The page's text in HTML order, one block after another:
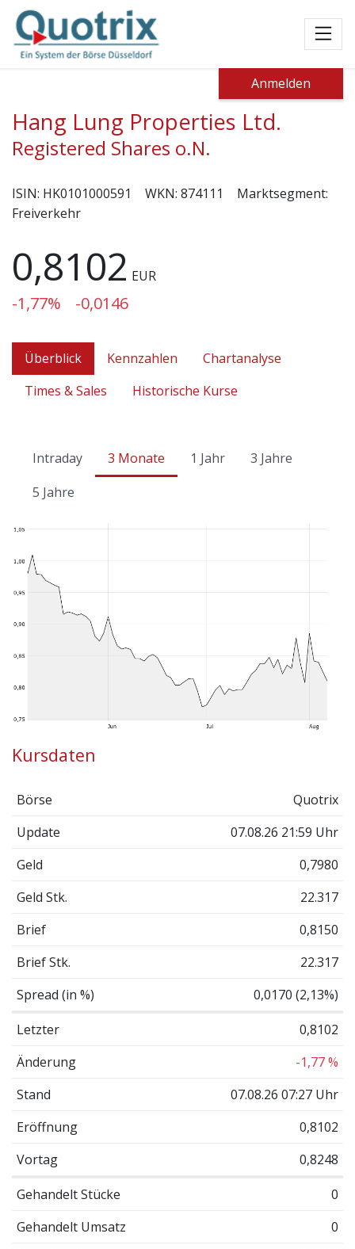
Anmelden
Hang Lung Properties Ltd.
Registered Shares o.N.
ISIN: HK0101000591 WKN: 874111
Marktsegment:
Freiverkehr
0,8102 EUR
-1,77% -0,0146
Überblick Kennzahlen
Chartanalyse
Times & Sales
Historische Kurse
Intraday 3 Monate 1 Jahr
3 Jahre
5 Jahre
Kursdaten
Börse
Quotrix
Update
07.08.26 21:59 Uhr
Geld
0,7980
Geld Stk.
22.317
Brief
0,8150
Brief Stk.
22.317
Spread (in %)
0,0170 (2,13%)
Letzter
0,8102
Änderung
-1,77 %
Stand
07.08.26 07:27 Uhr
Eröffnung
0,8102
Vortag
0,8248
Gehandelt Stücke
0
Gehandelt Umsatz
0